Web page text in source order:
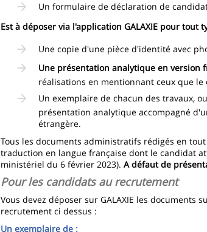
Un formulaire de déclaration de
Est à déposer via l'application GALAXIE pour tout
Une copie d'une pièce d'identité avec
Une présentation analytique en version
réalisations en mentionnant ceux que
Un exemplaire de chacun des travaux,
présentation analytique accompagné
étrangère.
Tous les documents administratifs rédigés en
traduction en langue française dont le candidat
ministériel du 6 février 2023). A défaut de
Pour les candidats au recrutement
Vous devez déposer sur GALAXIE les
recrutement ci dessus :
Un exemplaire de :